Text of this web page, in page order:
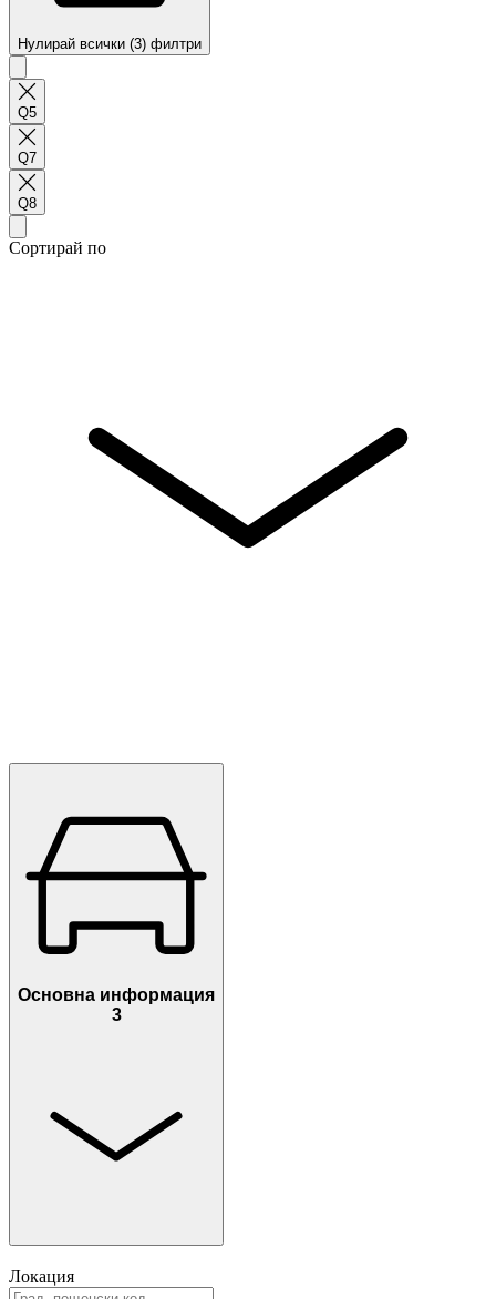
Нулирай всички (3) филтри
Q5
Q7
Q8
Сортирай по
Основна информация
3
Локация